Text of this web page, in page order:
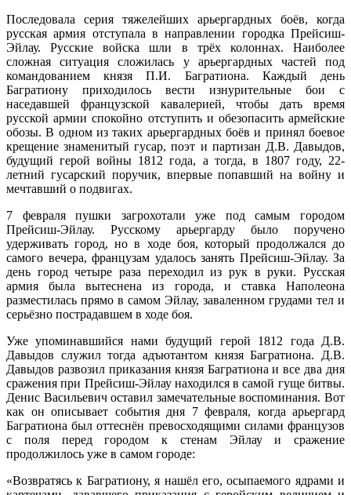
Последовала серия тяжелейших арьергардных боёв, когда
русская армия отступала в направлении городка Прейсиш-
Эйлау. Русские войска шли в трёх колоннах. Наиболее
сложная ситуация сложилась у арьергардных частей под
командованием князя П.И. Багратиона. Каждый день
Багратиону приходилось вести изнурительные бои с
наседавшей французской кавалерией, чтобы дать время
русской армии спокойно отступить и обезопасить армейские
обозы. В одном из таких арьергардных боёв и принял боевое
крещение знаменитый гусар, поэт и партизан Д.В. Давыдов,
будущий герой войны 1812 года, а тогда, в 1807 году, 22-
летний гусарский поручик, впервые попавший на войну и
мечтавший о подвигах.
7 февраля пушки загрохотали уже под самым городом
Прейсиш-Эйлау. Русскому арьергарду было поручено
удерживать город, но в ходе боя, который продолжался до
самого вечера, французам удалось занять Прейсиш-Эйлау. За
день город четыре раза переходил из рук в руки. Русская
армия была вытеснена из города, и ставка Наполеона
разместилась прямо в самом Эйлау, заваленном грудами тел и
серьёзно пострадавшем в ходе боя.
Уже упоминавшийся нами будущий герой 1812 года Д.В.
Давыдов служил тогда адъютантом князя Багратиона. Д.В.
Давыдов развозил приказания князя Багратиона и все два дня
сражения при Прейсиш-Эйлау находился в самой гуще битвы.
Денис Васильевич оставил замечательные воспоминания. Вот
как он описывает события дня 7 февраля, когда арьергард
Багратиона был оттеснён превосходящими силами французов
с поля перед городом к стенам Эйлау и сражение
продолжилось уже в самом городе:
«Возвратясь к Багратиону, я нашёл его, осыпаемого ядрами и